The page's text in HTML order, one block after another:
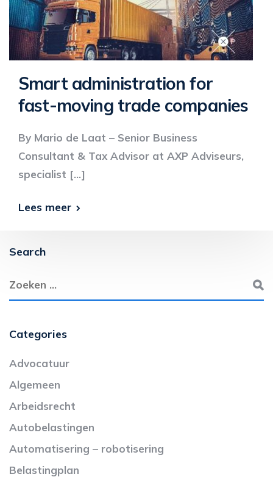
Smart administration for
fast-moving trade companies
By Mario de Laat – Senior Business
Consultant & Tax Advisor at AXP Adviseurs,
specialist […]
Lees meer
Search
Categories
Advocatuur
Algemeen
Arbeidsrecht
Autobelastingen
Automatisering – robotisering
Belastingplan